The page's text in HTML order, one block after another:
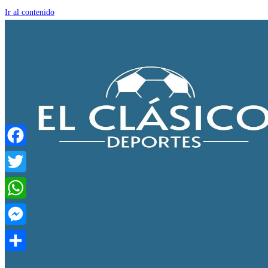
Ir al contenido
Facebook
Twitter
WhatsApp
Messenger